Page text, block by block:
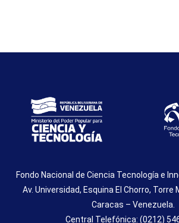
Fondo Nacional de Ciencia Tecnología e
Av. Universidad, Esquina El Chorro, Torre
Caracas – Venezuela.
Central Telefónica: (0212)